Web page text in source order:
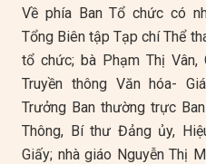
Về phía Ban Tổ chức có
Tổng Biên tập Tạp chí Thể
tổ chức; bà Phạm Thị
Truyền thông Văn hóa-
Trưởng Ban thường trực
Thông, Bí thư Đảng ủy,
Giấy; nhà giáo Nguyễn Thị